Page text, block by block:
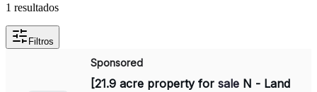
1 resultados
Filtros